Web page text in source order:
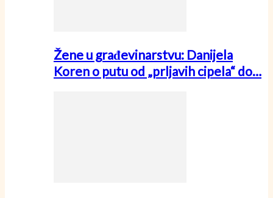
Žene u građevinarstvu: Danijela
Koren o putu od „prljavih cipela“ do…